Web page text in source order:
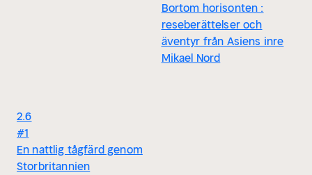
2.6
#1
En nattlig tågfärd genom
Storbritannien
Bortom horisonten :
reseberättelser och
äventyr från Asiens inre
Mikael Nord